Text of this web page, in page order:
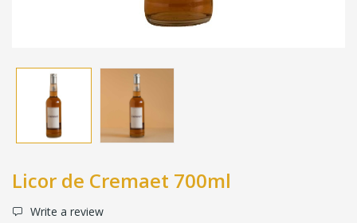
Licor de Cremaet 700ml
Write a review